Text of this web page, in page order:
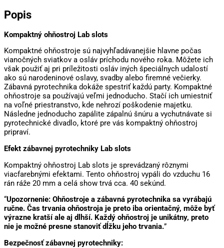
Popis
Kompaktný ohňostroj Lab slots
Kompaktné ohňostroje sú najvyhľadávanejšie hlavne počas
vianočných sviatkov a osláv príchodu nového roka. Môžete ich
však použiť aj pri príležitosti osláv iných špeciálnych udalostí
ako sú narodeninové oslavy, svadby alebo firemné večierky.
Zábavná pyrotechnika dokáže spestriť každú party. Kompaktné
ohňostroje sa používajú veľmi jednoducho. Stačí ich umiestniť
na voľné priestranstvo, kde nehrozí poškodenie majetku.
Následne jednoducho zapálite zápalnú šnúru a vychutnávate si
pyrotechnické divadlo, ktoré pre vás kompaktný ohňostroj
pripraví.
Efekt zábavnej pyrotechniky Lab slots
Kompaktný ohňostroj Lab slots je sprevádzaný rôznymi
viacfarebnými efektami. Tento ohňostroj vypáli do vzduchu 16
rán ráže 20 mm a celá show trvá cca. 40 sekúnd.
“Upozornenie: Ohňostroje a zábavná pyrotechnika sa vyrábajú
ručne. Čas trvania ohňostroja je preto iba orientačný, môže byť
výrazne kratší ale aj dlhší. Každý ohňostroj je unikátny, preto
nie je možné presne stanoviť dĺžku jeho trvania.”
Bezpečnosť zábavnej pyrotechniky: